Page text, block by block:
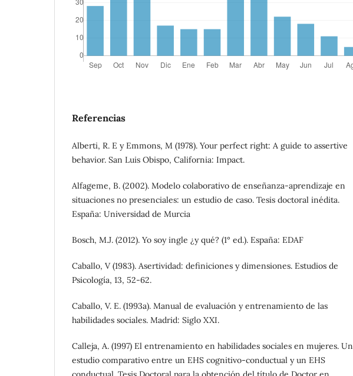
Referencias
Alberti, R. E y Emmons, M (1978). Your perfect right: A guide to assertive
behavior. San Luis Obispo, California: Impact.
Alfageme, B. (2002). Modelo colaborativo de enseñanza-aprendizaje en
situaciones no presenciales: un estudio de caso. Tesis doctoral inédita.
España: Universidad de Murcia
Bosch, M.J. (2012). Yo soy ingle ¿y qué? (1° ed.). España: EDAF
Caballo, V (1983). Asertividad: definiciones y dimensiones. Estudios de
Psicología, 13, 52-62.
Caballo, V. E. (1993a). Manual de evaluación y entrenamiento de las
habilidades sociales. Madrid: Siglo XXI.
Calleja, A. (1997) El entrenamiento en habilidades sociales en mujeres. Un
estudio comparativo entre un EHS cognitivo-conductual y un EHS